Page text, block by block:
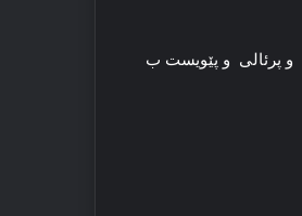
پرئالی و پێویست ب